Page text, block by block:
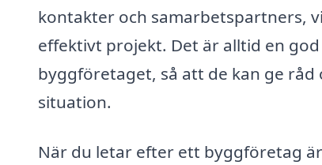
kontakter och samarbetspartners,
effektivt projekt. Det är alltid en
byggföretaget, så att de kan ge
situation.
När du letar efter ett byggföretag